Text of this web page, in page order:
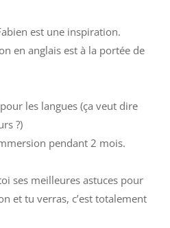
est une inspiration.
en anglais est à la portée de
les langues (ça veut dire
?)
pendant 2 mois.
ses meilleures astuces pour
et tu verras, c’est totalement